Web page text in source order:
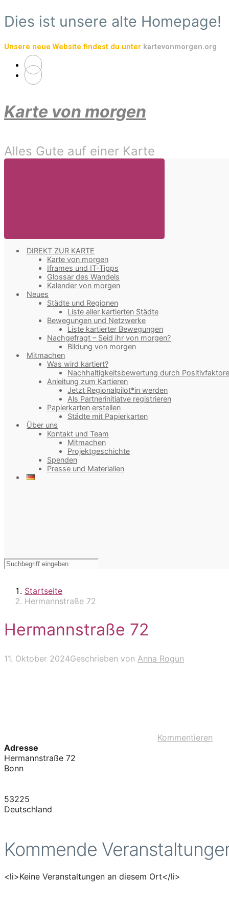
Zum
Hauptinhalt
Dies ist unsere alte Homepage!
Unsere neue Website findest du unter kartevonmorgen.org
Karte von morgen
Alles Gute auf einer Karte
DIREKT ZUR KARTE
Karte von morgen
Iframes und IT-Tipps
Glossar des Wandels
Kalender von morgen
Neues
Städte und Regionen
Liste aller kartierten Städte
Bewegungen und Netzwerke
Liste kartierter Bewegungen
Nachgefragt – Seid ihr von morgen?
Bildung von morgen
Mitmachen
Was wird kartiert?
Nachhaltigkeitsbewertung durch
Anleitung zum Kartieren
Jetzt Regionalpilot*in werden
Als Partnerinitiatve registrieren
Papierkarten erstellen
Städte mit Papierkarten
Über uns
Kontakt und Team
Mitmachen
Projektgeschichte
Spenden
Presse und Materialien
Startseite
Hermannstraße 72
Hermannstraße 72
11. Oktober 2024Geschrieben von Anna Rogun
Kommentieren
Adresse
Hermannstraße 72
Bonn
53225
Deutschland
Kommende
<li>Keine Veranstaltungen an diesem Ort</li>